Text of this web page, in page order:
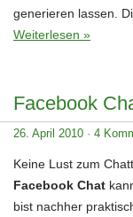
generieren lassen.
Weiterlesen »
Facebook
26. April 2010 · 4
Keine Lust zum
Facebook Chat
bist nachher